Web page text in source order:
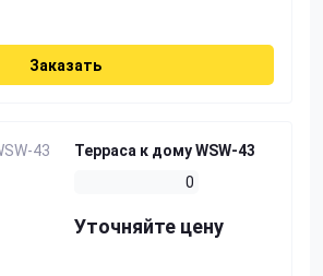
Заказать
Терраса к дому WSW-43
0
Уточняйте цену